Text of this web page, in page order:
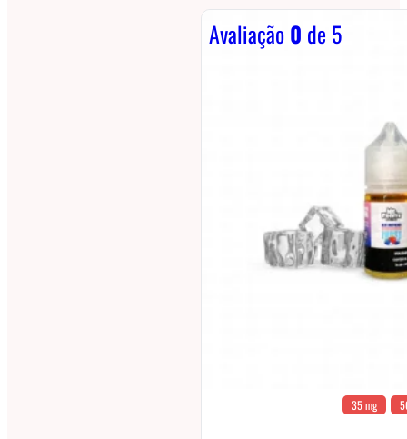
Avaliação0 de 5
35 mg